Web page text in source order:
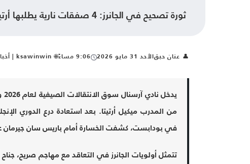
ثورة تصحيح في الجانرز: 4 صفقات نارية يطلبها أرتيتا لترميم آرسنال بعد نكسة بودابست
👤 عنان حبقالأحد 31 مايو 2026 9:06 مساءً 🌐 ksawinwin | أخبار الرياضة السعودية
من المدرب ميكيل أرتيتا. بعد استعادة درع الدوري
في بودابست، كشفت الخسارة أمام باريس سان جيرمان
تتمثل أولويات الجانرز في التعاقد مع مهاجم صريح،